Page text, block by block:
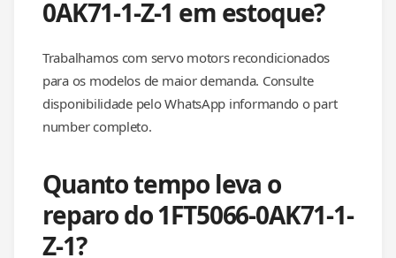
0AK71-1-Z-1 em estoque?
Trabalhamos com servo motors recondicionados
para os modelos de maior demanda. Consulte
disponibilidade pelo WhatsApp informando o part
number completo.
Quanto tempo leva o
reparo do 1FT5066-0AK71-1-
Z-1?